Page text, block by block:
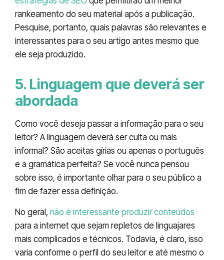
rankeamento do seu material após a publicação.
Pesquise, portanto, quais palavras são relevantes e
interessantes para o seu artigo antes mesmo que
ele seja produzido.
5. Linguagem que deverá ser
abordada
Como você deseja passar a informação para o seu
leitor? A linguagem deverá ser culta ou mais
informal? São aceitas gírias ou apenas o português
e a gramática perfeita? Se você nunca pensou
sobre isso, é importante olhar para o seu público a
fim de fazer essa definição.
No geral, não é interessante produzir conteúdos
para a internet que sejam repletos de linguajares
mais complicados e técnicos. Todavia, é claro, isso
varia conforme o perfil do seu leitor e até mesmo o